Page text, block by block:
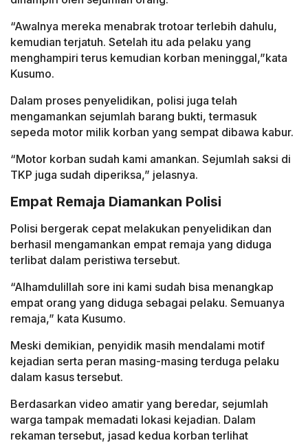
“Awalnya mereka menabrak trotoar terlebih dahulu,
kemudian terjatuh. Setelah itu ada pelaku yang
menghampiri terus kemudian korban meninggal,”kata
Kusumo.
Dalam proses penyelidikan, polisi juga telah
mengamankan sejumlah barang bukti, termasuk
sepeda motor milik korban yang sempat dibawa kabur.
“Motor korban sudah kami amankan. Sejumlah saksi di
TKP juga sudah diperiksa,” jelasnya.
Empat Remaja Diamankan Polisi
Polisi bergerak cepat melakukan penyelidikan dan
berhasil mengamankan empat remaja yang diduga
terlibat dalam peristiwa tersebut.
“Alhamdulillah sore ini kami sudah bisa menangkap
empat orang yang diduga sebagai pelaku. Semuanya
remaja,” kata Kusumo.
Meski demikian, penyidik masih mendalami motif
kejadian serta peran masing-masing terduga pelaku
dalam kasus tersebut.
Berdasarkan video amatir yang beredar, sejumlah
warga tampak memadati lokasi kejadian. Dalam
rekaman tersebut, jasad kedua korban terlihat